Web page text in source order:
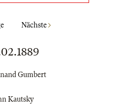
Nächste
Gumbert
Kautsky